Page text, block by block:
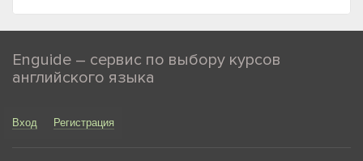
ул. А. Ахматовой
Enguide – сервис по выбору курсов
английского языка
Вход Регистрация